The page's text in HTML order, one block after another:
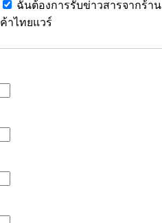
ฉันต้องการรับข่าวสารจากร้าน
ค้าไทยแวร์